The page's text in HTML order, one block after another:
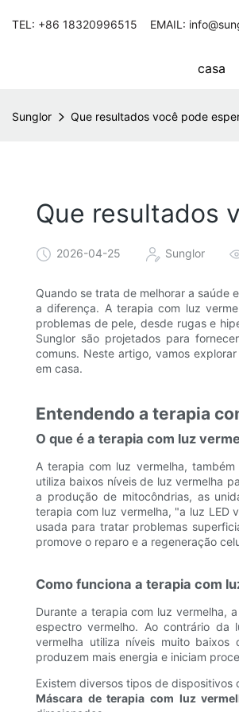
TEL: +86 18320996515 EMAIL:
casa
Sunglor Que resultados você pode
Que resultados
2026-04-25 Sunglor
Quando se trata de melhorar a saúde
a diferença. A terapia com luz
problemas de pele, desde rugas e
Sunglor são projetados para
comuns. Neste artigo, vamos
em casa.
Entendendo a terapia
O que é a terapia com luz
A terapia com luz vermelha,
utiliza baixos níveis de luz vermelha
a produção de mitocôndrias, as
terapia com luz vermelha, "a luz LED
usada para tratar problemas
promove o reparo e a regeneração
Como funciona a terapia com
Durante a terapia com luz vermelha,
espectro vermelho. Ao contrário da
vermelha utiliza níveis muito
produzem mais energia e iniciam
Existem diversos tipos de
Máscara de terapia com luz